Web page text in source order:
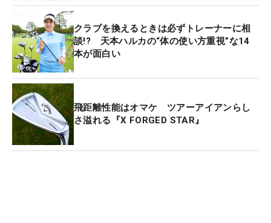
クラブを換えるときは必ずトレーナーに相
談!? 天本ハルカの“体の使い方重視”な14
本が面白い
飛距離性能はオマケ ツアーアイアンらし
さ溢れる『X FORGED STAR』